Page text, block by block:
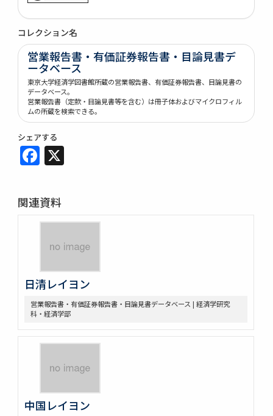
コレクション名
営業報告書・有価証券報告書・目論見書デ
ータベース
東京大学経済学図書館所蔵の営業報告書、有価証券報告書、目論見書の
データベース。
営業報告書（定款・目論見書等を含む）は冊子体およびマイクロフィル
ムの所蔵を検索できる。
シェアする
Facebook
関連資料
日清レイヨン
営業報告書・有価証券報告書・目論見書データベース | 経済学研究
科・経済学部
中国レイヨン